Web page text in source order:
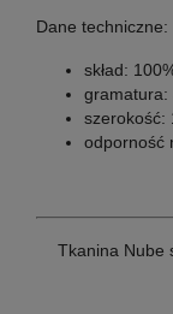
Dane techniczne:
skład:
gramatura:
szerokość:
odporność
Tkanina Nube